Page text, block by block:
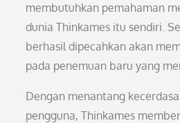
membutuhkan pemahaman
dunia Thinkames itu sendiri.
berhasil dipecahkan akan
pada penemuan baru yang
Dengan menantang
pengguna, Thinkames